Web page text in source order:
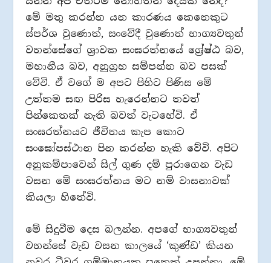
මේ මතු කරන්න යන කාරණය කෙනෙකුට
ස්පර්ශ වුණොත්, සංවේදී වුණොත් භාග්‍යවතුන්
වහන්සේගේ ශ්‍රාවක සංඝරත්නයේ ශ්‍රේෂ්ඨ බව,
මහානීය බව, අනුග්‍රහ සම්පන්න බව පසක්
වේවි. ඒ වගේ ම අපට පිහිට පිණිස මේ
උත්තම සඟ පිරිස හැරෙන්නට තවත්
පින්කෙතක් නැති බවත් වැටහේවි. ඒ
සංඝරත්නයට ජීවිතය කැප කොට
සංඝෝපස්ථාන පින කරන්න හැකි වේවි. අපිට
අනුකම්පාවෙන් සිල් ගුණ දම් පුරාගෙන වැඩ
වසන මේ සංඝරත්නය මට නම් වාසනාවක්
කියලා හිතේවි.
මේ සිදුවීම දෙස බලන්න. අපගේ භාග්‍යවතුන්
වහන්සේ වැඩ වසන කාලයේ ‘කුණ්ඩ’ කියන